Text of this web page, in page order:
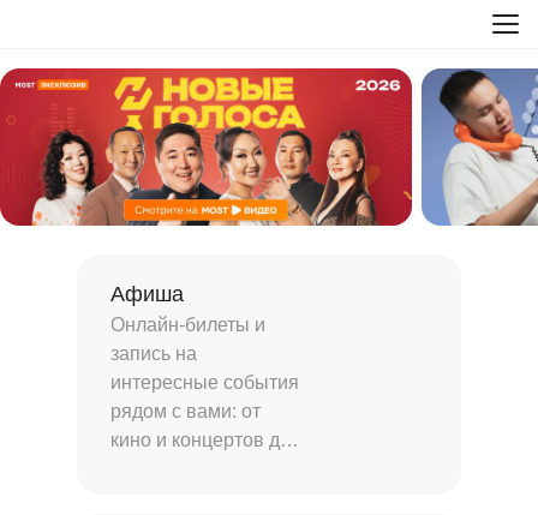
Афиша
Онлайн-билеты и
запись на
интересные события
рядом с вами: от
кино и концертов до